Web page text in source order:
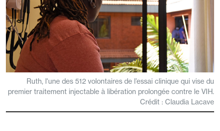
Ruth, l'une des 512 volontaires de l’essai clinique qui vise du
premier traitement injectable à libération prolongée contre le VIH.
Crédit : Claudia Lacave